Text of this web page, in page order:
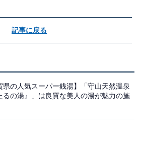
記事に戻る
県の人気スーパー銭湯】「守山天然温泉
るの湯』」は良質な美人の湯が魅力の施